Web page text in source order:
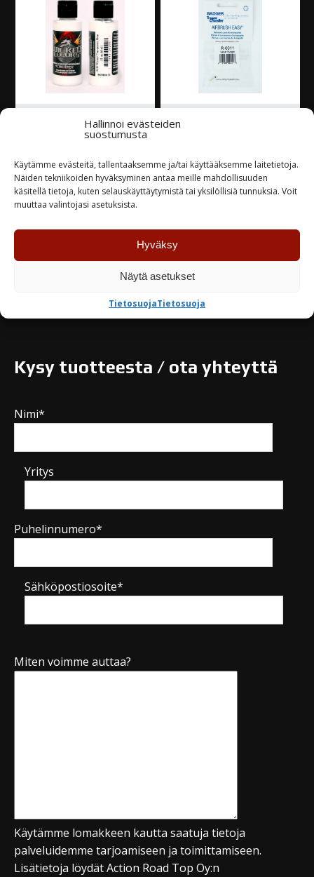
Hallinnoi evästeiden
suostumusta
Käytämme evästeitä, tallentaaksemme ja/tai käyttääksemme laitetietoja.
Näiden tekniikoiden hyväksyminen antaa meille mahdollisuuden
käsitellä tietoja, kuten selauskäyttäytymistä tai yksilöllisiä tunnuksia. Voit
muuttaa valintojasi asetuksista.
Hyväksy
Näytä asetukset
TietosuojaTietosuoja
Wicked Colors
Sideaine 120ml
10,63€
Varastossa
TUTUSTU
BADGER KROME RK1
NEULA
9,70€
TUTUSTU
Kysy tuotteesta / ota yhteyttä
Nimi*
Yritys
Puhelinnumero*
Sähköpostiosoite*
Miten voimme auttaa?
Käytämme lomakkeen kautta saatuja tietoja
palveluidemme tarjoamiseen ja toimittamiseen.
Lisätietoja löydät Action Road Top Oy:n